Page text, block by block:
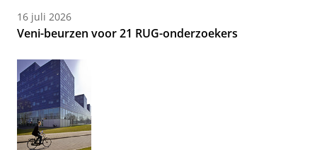
16 juli 2026
Veni-beurzen voor 21 RUG-onderzoekers